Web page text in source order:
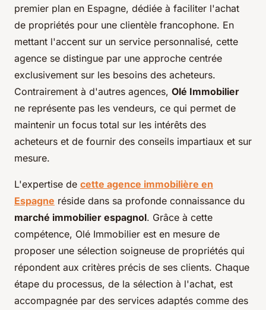
premier plan en Espagne, dédiée à faciliter l'achat
de propriétés pour une clientèle francophone. En
mettant l'accent sur un service personnalisé, cette
agence se distingue par une approche centrée
exclusivement sur les besoins des acheteurs.
Contrairement à d'autres agences, Olé Immobilier
ne représente pas les vendeurs, ce qui permet de
maintenir un focus total sur les intérêts des
acheteurs et de fournir des conseils impartiaux et sur
mesure.
L'expertise de cette agence immobilière en
Espagne réside dans sa profonde connaissance du
marché immobilier espagnol. Grâce à cette
compétence, Olé Immobilier est en mesure de
proposer une sélection soigneuse de propriétés qui
répondent aux critères précis de ses clients. Chaque
étape du processus, de la sélection à l'achat, est
accompagnée par des services adaptés comme des